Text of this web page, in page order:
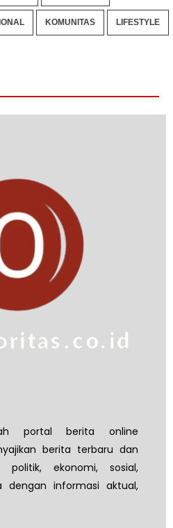
KOMUNITAS LIFESTYLE
portal berita online
berita terbaru dan
politik, ekonomi, sosial,
dengan informasi aktual,